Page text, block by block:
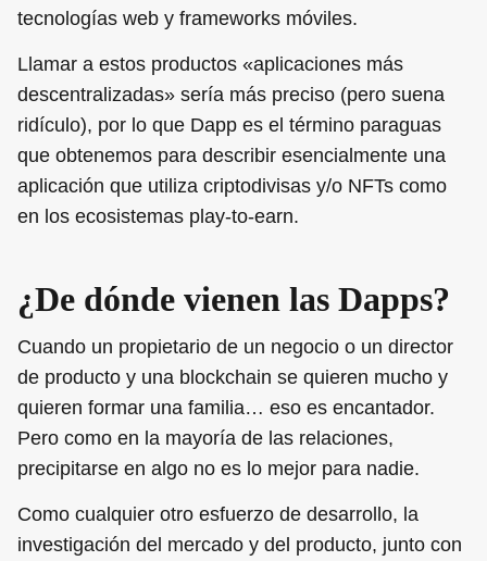
tecnologías web y frameworks móviles.
Llamar a estos productos «aplicaciones más
descentralizadas» sería más preciso (pero suena
ridículo), por lo que Dapp es el término paraguas
que obtenemos para describir esencialmente una
aplicación que utiliza criptodivisas y/o NFTs como
en los ecosistemas play-to-earn.
¿De dónde vienen las Dapps?
Cuando un propietario de un negocio o un director
de producto y una blockchain se quieren mucho y
quieren formar una familia… eso es encantador.
Pero como en la mayoría de las relaciones,
precipitarse en algo no es lo mejor para nadie.
Como cualquier otro esfuerzo de desarrollo, la
investigación del mercado y del producto, junto con